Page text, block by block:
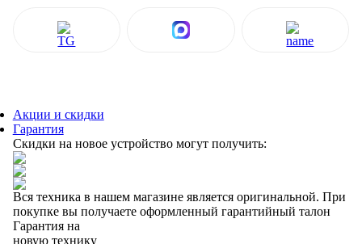
Акции и скидки
Гарантия
Скидки на новое устройство могут получить:
Вся техника в нашем магазине является оригинальной. При
покупке вы получаете оформленный гарантийный талон
Гарантия на
новую технику